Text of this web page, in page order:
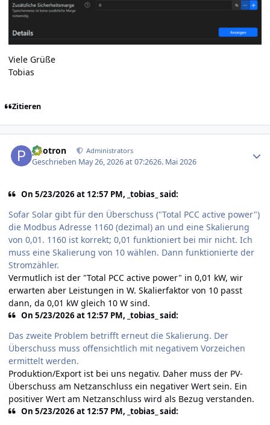
Viele Grüße
Tobias
Zitieren
photron Administrators
Geschrieben May 26, 2026 at 07:2626. Mai 2026
On 5/23/2026 at 12:57 PM, _tobias_ said:
Sofar Solar gibt für den Überschuss ("Total PCC active power")
die Modbus Adresse 1160 (dezimal) an und eine Skalierung
von 0,01. 1160 ist korrekt; 0,01 funktioniert bei mir nicht. Ich
muss eine Skalierung von 10 wählen. Dann funktionierte der
Stromzähler.
Vermutlich ist der "Total PCC active power" in 0,01 kW, wir
erwarten aber Leistungen in W. Skalierfaktor von 10 passt
dann, da 0,01 kW gleich 10 W sind.
On 5/23/2026 at 12:57 PM, _tobias_ said:
Das zweite Problem betrifft erneut die Skalierung. Der
Überschuss muss offensichtlich mit negativem Vorzeichen
ermittelt werden.
Produktion/Export ist bei uns negativ. Daher muss der PV-
Überschuss am Netzanschluss ein negativer Wert sein. Ein
positiver Wert am Netzanschluss wird als Bezug verstanden.
On 5/23/2026 at 12:57 PM, _tobias_ said: